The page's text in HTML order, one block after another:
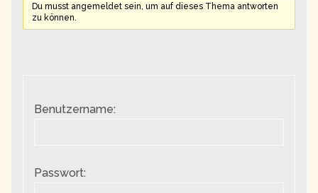
Du musst angemeldet sein, um auf dieses Thema antworten
zu können.
Benutzername:
Passwort: